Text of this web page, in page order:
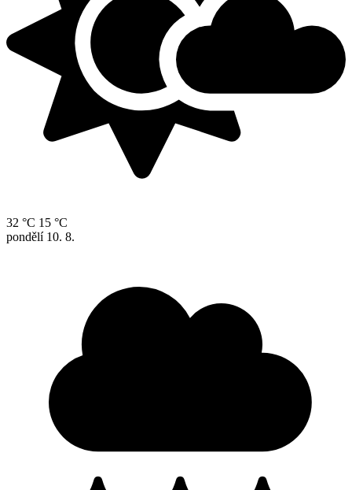
32 °C 15 °C
pondělí 10. 8.